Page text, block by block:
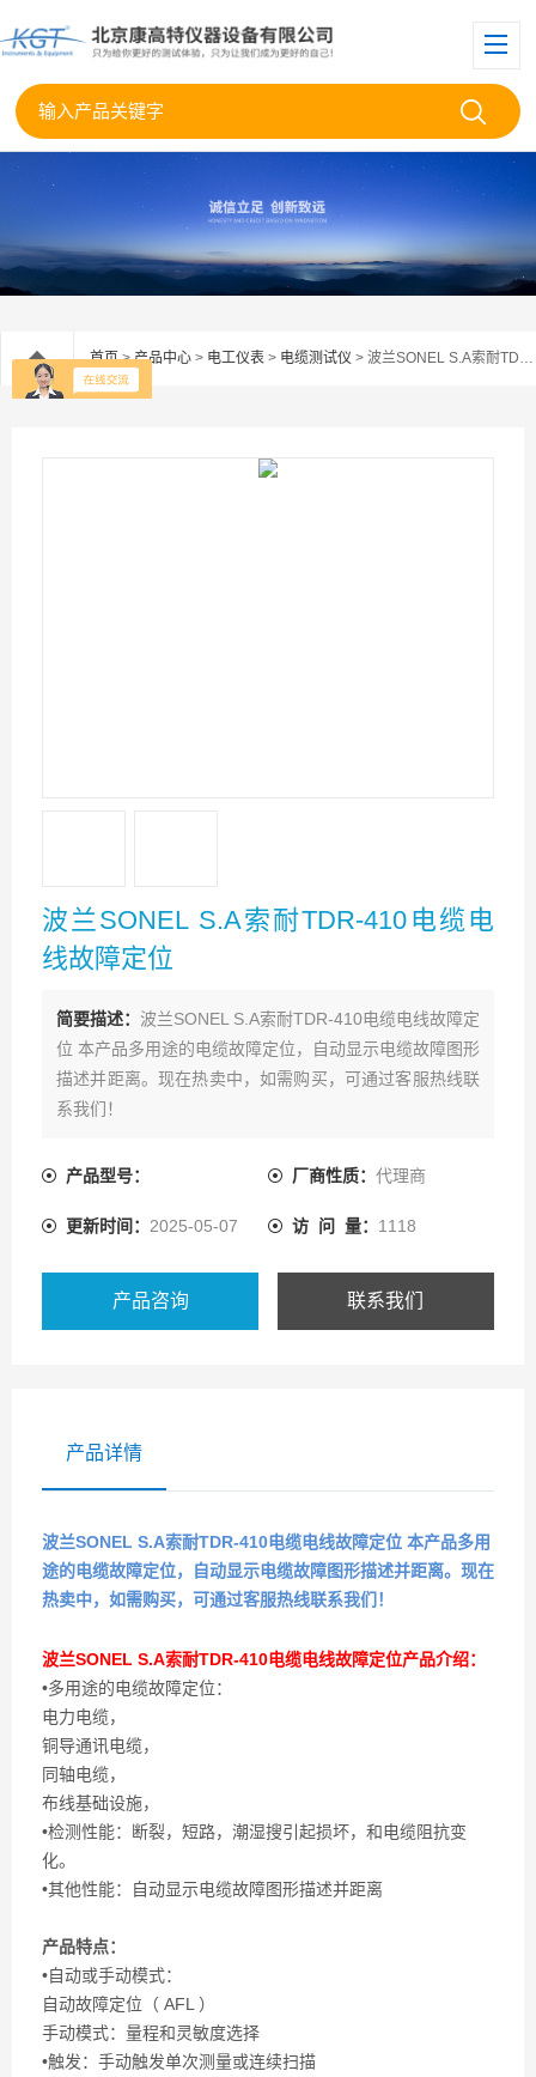
首页>产品中心 > 电工仪表 > 电缆测试仪 > 波兰SONEL S.A索耐TDR-410电缆电线故障定位
波兰SONEL S.A索耐TDR-410电缆电
线故障定位
简要描述： 波兰SONEL S.A索耐TDR-410电缆电线故障定
位 本产品多用途的电缆故障定位，自动显示电缆故障图形
描述并距离。现在热卖中，如需购买，可通过客服热线联
系我们！
产品型号： 厂商性质： 代理商
更新时间： 2025-05-07 访 问 量： 1118
产品咨询 联系我们
产品详情
波兰SONEL S.A索耐TDR-410电缆电线故障定位 本产品多用
途的电缆故障定位，自动显示电缆故障图形描述并距离。现在
热卖中，如需购买，可通过客服热线联系我们！
波兰SONEL S.A索耐TDR-410电缆电线故障定位产品介绍：
•多用途的电缆故障定位：
电力电缆，
铜导通讯电缆，
同轴电缆，
布线基础设施，
•检测性能：断裂，短路，潮湿搜引起损坏，和电缆阻抗变
化。
•其他性能：自动显示电缆故障图形描述并距离
产品特点：
•自动或手动模式：
自动故障定位（ AFL ）
手动模式：量程和灵敏度选择
•触发：手动触发单次测量或连续扫描